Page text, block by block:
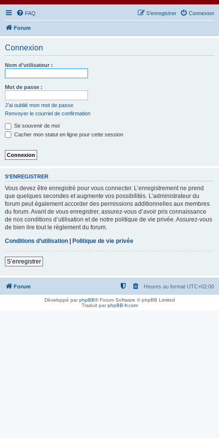
FAQ Connexion
S’enregistrer
Forum
Connexion
Nom d’utilisateur :
Mot de passe :
J’ai oublié mon mot de passe
Renvoyer le courriel de confirmation
Se souvenir de moi
Cacher mon statut en ligne pour cette session
S’ENREGISTRER
Vous devez être enregistré pour vous connecter. L’enregistrement ne prend
que quelques secondes et augmente vos possibilités. L’administrateur du
forum peut également accorder des permissions additionnelles aux membres
du forum. Avant de vous enregistrer, assurez-vous d’avoir pris connaissance
de nos conditions d’utilisation et de notre politique de vie privée. Assurez-vous
de bien lire tout le règlement du forum.
Conditions d’utilisation | Politique de vie privée
S’enregistrer
Forum Heures au format UTC+02:00
Développé parphpBB® Forum Software © phpBB Limited
Traduit parphpBB-fr.com